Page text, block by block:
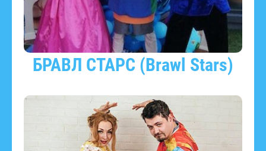
БРАВЛ СТАРС (Brawl Stars)